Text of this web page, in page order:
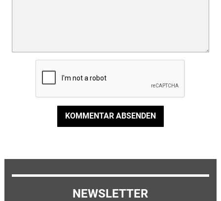
KOMMENTAR ABSENDEN
NEWSLETTER